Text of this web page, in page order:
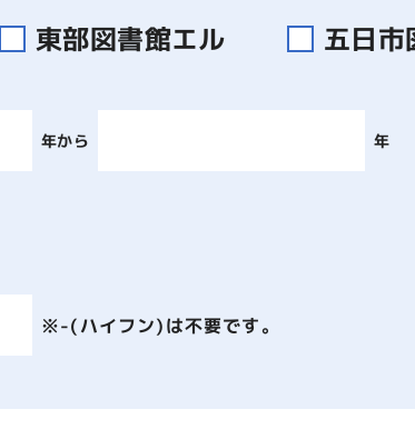
東部図書館エル 五日
年から 年
※-(ハイフン)は不要です。